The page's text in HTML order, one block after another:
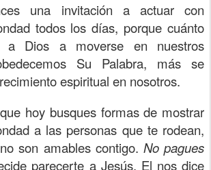
una invitación a actuar con
todos los días, porque cuánto
a Dios a moverse en nuestros
Su Palabra, más se
espiritual en nosotros.
hoy busques formas de mostrar
a las personas que te rodean,
son amables contigo. No pagues
parecerte a Jesús, El nos dice